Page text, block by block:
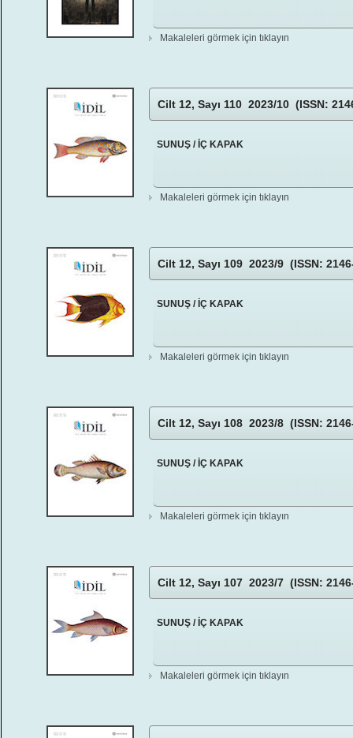
Makaleleri görmek için tıklayın
Cilt 12, Sayı 110 2023/10 (ISSN:
SUNUŞ / İÇ KAPAK
Makaleleri görmek için tıklayın
Cilt 12, Sayı 109 2023/9 (ISSN:
SUNUŞ / İÇ KAPAK
Makaleleri görmek için tıklayın
Cilt 12, Sayı 108 2023/8 (ISSN:
SUNUŞ / İÇ KAPAK
Makaleleri görmek için tıklayın
Cilt 12, Sayı 107 2023/7 (ISSN:
SUNUŞ / İÇ KAPAK
Makaleleri görmek için tıklayın